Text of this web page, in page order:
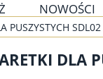
NOWOŚCI
PUSZYSTYCH
DLA